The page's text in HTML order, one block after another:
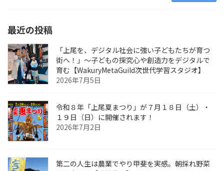
最近の投稿
「上尾を、デジタル社会に強い子どもたちが育つ
街へ！」〜子どもの探究心や創造力をデジタルで
育む【WakuryMetaGuild次世代学習スタジオ】
2026年7月5日
令和８年「上尾夏まつり」が７月１８日（土）・
１９日（日）に開催されます！
2026年7月2日
第二の人生は農業でやり甲斐を実感。朝採れ野菜